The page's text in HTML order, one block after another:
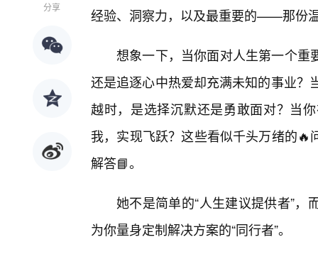
分享
经验、洞察力，以及最重要的——那份
想象一下，当你面对人生第一个重
还是追逐心中热爱却充满未知的事业
越时，是选择沉默还是勇敢面对？当
我，实现飞跃？这些看似千头万绪的
解答📘。
她不是简单的“人生建议提供者”
为你量身定制解决方案的“同行者”。